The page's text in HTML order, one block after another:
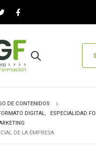
DE CONTENIDOS
DIGITAL, ESPECIALIDAD
DE LA EMPRESA